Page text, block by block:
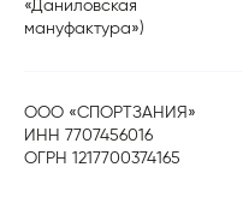
«Даниловская
мануфактура»)
ООО «СПОРТЗАНИЯ»
ИНН 7707456016
ОГРН 1217700374165